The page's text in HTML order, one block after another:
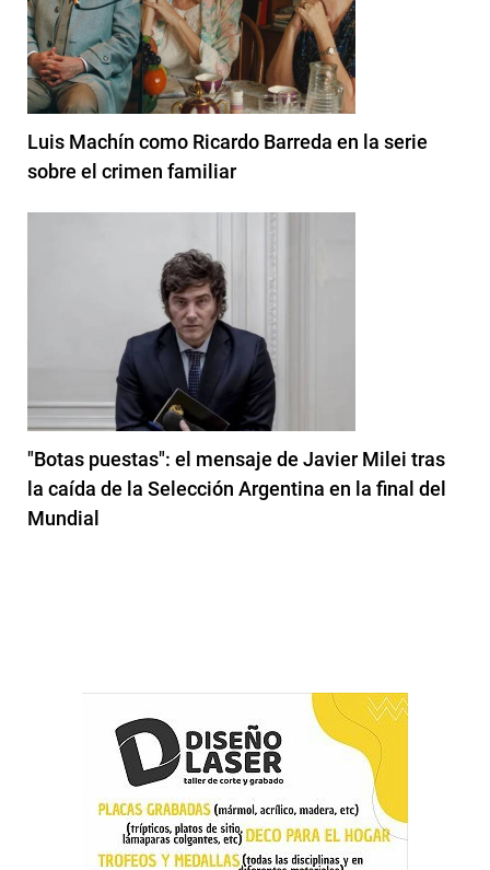
Luis Machín como Ricardo Barreda en la serie
sobre el crimen familiar
"Botas puestas": el mensaje de Javier Milei tras
la caída de la Selección Argentina en la final del
Mundial